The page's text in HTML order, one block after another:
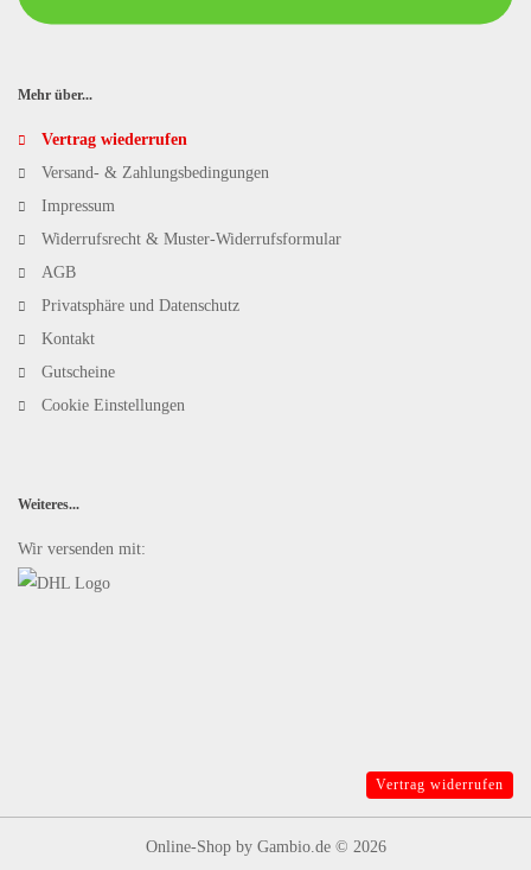
Mehr über...
Vertrag wiederrufen
Versand- & Zahlungsbedingungen
Impressum
Widerrufsrecht & Muster-Widerrufsformular
AGB
Privatsphäre und Datenschutz
Kontakt
Gutscheine
Cookie Einstellungen
Weiteres...
Wir versenden mit:
Vertrag widerrufen
Online-Shopby Gambio.de © 2026